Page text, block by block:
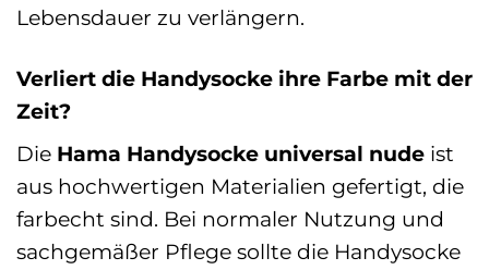
Lebensdauer zu verlängern.
Verliert die Handysocke ihre Farbe mit der
Zeit?
Die Hama Handysocke universal nude ist
aus hochwertigen Materialien gefertigt, die
farbecht sind. Bei normaler Nutzung und
sachgemäßer Pflege sollte die Handysocke